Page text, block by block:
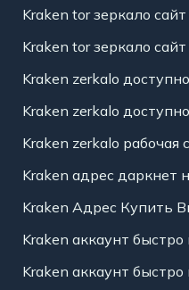
Kraken tor зеркало
Kraken tor зеркало
Kraken zerkalo
Kraken zerkalo
Kraken zerkalo рабочая
Kraken адрес даркнет
Kraken Адрес Купить
Kraken аккаунт быстро
Kraken аккаунт быстро